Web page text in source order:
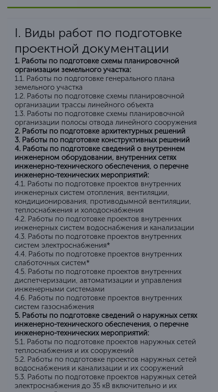
I. Виды работ по подготовке
проектной документации
1. Работы по подготовке схемы планировочной
организации земельного участка:
1.1. Работы по подготовке генерального плана
земельного участка
1.2. Работы по подготовке схемы планировочной
организации трассы линейного объекта
1.3. Работы по подготовке схемы планировочной
организации полосы отвода линейного сооружения
2. Работы по подготовке архитектурных решений
3. Работы по подготовке конструктивных решений
4. Работы по подготовке сведений о внутреннем
инженерном оборудовании, внутренних сетях
инженерно-технического обеспечения, о перечне
инженерно-технических мероприятий:
4.1. Работы по подготовке проектов внутренних
инженерных систем отопления, вентиляции,
кондиционирования, противодымной вентиляции,
теплоснабжения и холодоснабжения
4.2. Работы по подготовке проектов внутренних
инженерных систем водоснабжения и канализации
4.3. Работы по подготовке проектов внутренних
систем электроснабжения*
4.4. Работы по подготовке проектов внутренних
слаботочных систем*
4.5. Работы по подготовке проектов внутренних
диспетчеризации, автоматизации и управления
инженерными системами
4.6. Работы по подготовке проектов внутренних
систем газоснабжения
5. Работы по подготовке сведений о наружных сетях
инженерно-технического обеспечения, о перечне
инженерно-технических мероприятий:
5.1. Работы по подготовке проектов наружных сетей
теплоснабжения и их сооружений
5.2. Работы по подготовке проектов наружных сетей
водоснабжения и канализации и их сооружений
5.3. Работы по подготовке проектов наружных сетей
электроснабжения до 35 кВ включительно и их